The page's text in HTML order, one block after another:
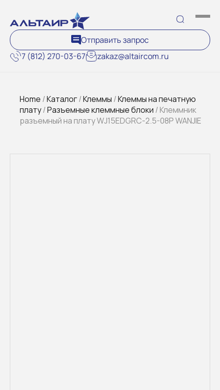
7 (812) 270-03-67 zakaz@altaircom.ru
Отправить запрос
Home /Каталог/Клеммы /Клеммы на печатную
плату/Разъемные клеммные блоки / Клеммник
разъемный на плату WJ15EDGRC-2.5-08P WANJIE